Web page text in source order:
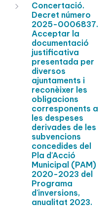
Concertació.
Decret número
2025-0006837.
Acceptar la
documentació
justificativa
presentada per
diversos
ajuntaments i
reconèixer les
obligacions
corresponents a
les despeses
derivades de les
subvencions
concedides del
Pla d'Acció
Municipal (PAM)
2020-2023 del
Programa
d'inversions,
anualitat 2023.